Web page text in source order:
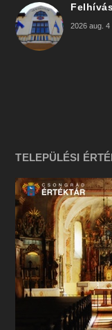
2026 aug. 4
TELEPÜLÉSI